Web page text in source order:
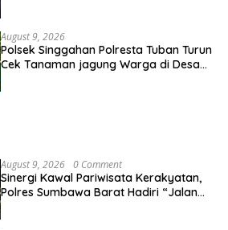
August 9, 2026
Polsek Singgahan Polresta Tuban Turun
Cek Tanaman jagung Warga di Desa
August 9, 2026 0 Comment
Sinergi Kawal Pariwisata Kerakyatan,
Polres Sumbawa Barat Hadiri “Jalan